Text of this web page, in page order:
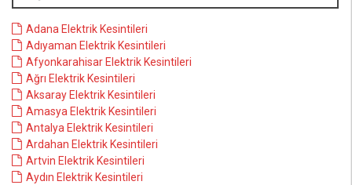
Adana Elektrik Kesintileri
Adıyaman Elektrik Kesintileri
Afyonkarahisar Elektrik Kesintileri
Ağrı Elektrik Kesintileri
Aksaray Elektrik Kesintileri
Amasya Elektrik Kesintileri
Antalya Elektrik Kesintileri
Ardahan Elektrik Kesintileri
Artvin Elektrik Kesintileri
Aydın Elektrik Kesintileri